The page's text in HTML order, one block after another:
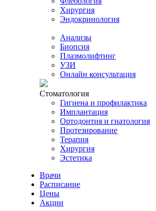
Хирургия
Эндокринология
Анализы
Биопсия
Плазмолифтинг
УЗИ
Онлайн консультация
Стоматология
Гигиена и профилактика
Имплантация
Ортодонтия и гнатология
Протезирование
Терапия
Хирургия
Эстетика
Врачи
Расписание
Цены
Акции